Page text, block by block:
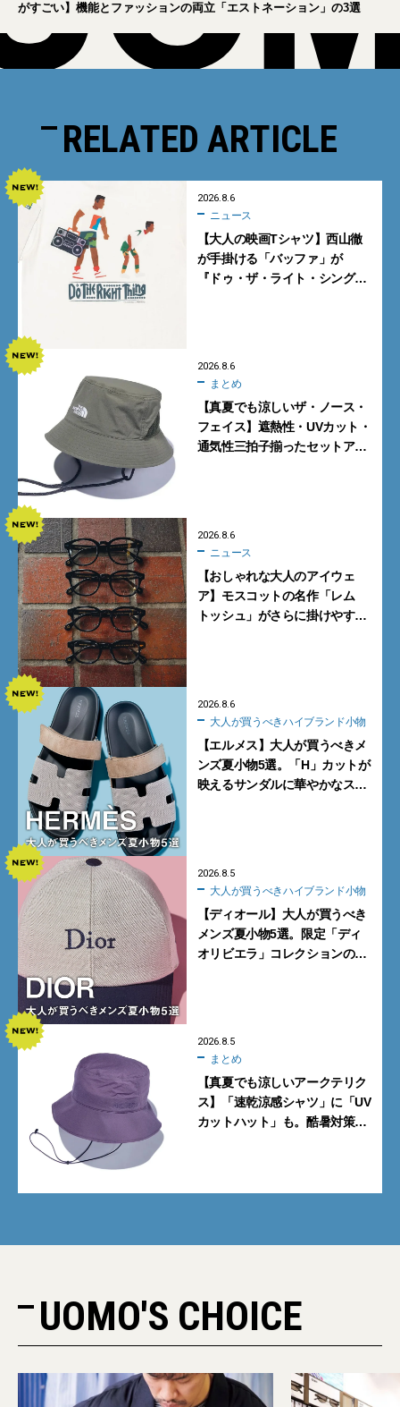
がすごい】機能とファッションの両立「エストネーション」の3選
RELATED ARTICLE
2026.8.6
ニュース
【大人の映画Tシャツ】西山徹
が手掛ける「バッファ」が
『ドゥ・ザ・ライト・シング』
2026.8.6
まとめ
【真夏でも涼しいザ・ノース・
フェイス】遮熱性・UVカット・
通気性三拍子揃ったセットアッ
2026.8.6
ニュース
【おしゃれな大人のアイウェ
ア】モスコットの名作「レム
トッシュ」がさらに掛けやす
2026.8.6
大人が買うべきハイブランド小物
【エルメス】大人が買うべきメ
ンズ夏小物5選。「H」カットが
映えるサンダルに華やかなス
2026.8.5
大人が買うべきハイブランド小物
【ディオール】大人が買うべき
メンズ夏小物5選。限定「ディ
オリビエラ」コレクションの
2026.8.5
まとめ
【真夏でも涼しいアークテリク
ス】「速乾涼感シャツ」に「UV
カットハット」も。酷暑対策に
UOMO'S CHOICE